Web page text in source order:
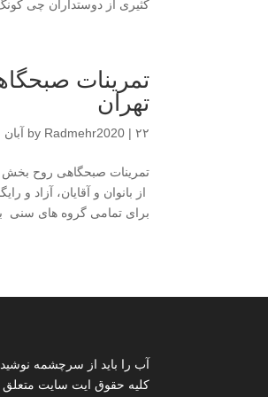
کثیری از دوستداران چی
تمرینات
تهران
by Radmehr2020| ۲۲ آبان ۱۳۹۹
تمرینات صبحگاهی روح
از بانوان و آقایان، آزاد و
برای تمامی گروه های سنی
آب را باید از سرچشمه نوشید
کلیه حقوق ایت سایت متعلق